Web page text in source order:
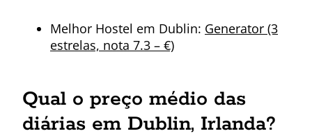
Melhor Hostel em Dublin: Generator (3
estrelas, nota 7.3 – €)
Qual o preço médio das
diárias em Dublin, Irlanda?